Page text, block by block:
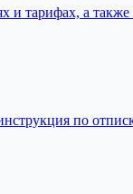
и тарифах, а
по